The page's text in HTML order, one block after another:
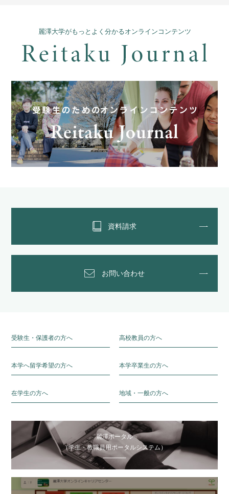
麗澤大学がもっとよく分かるオンラインコンテンツ
資料請求
お問い合わせ
受験生・保護者の方へ 高校教員の方へ
本学へ留学希望の方へ 本学卒業生の方へ
在学生の方へ 地域・一般の方へ
麗澤ポータル
（学生・教職員用ポータルシステム）